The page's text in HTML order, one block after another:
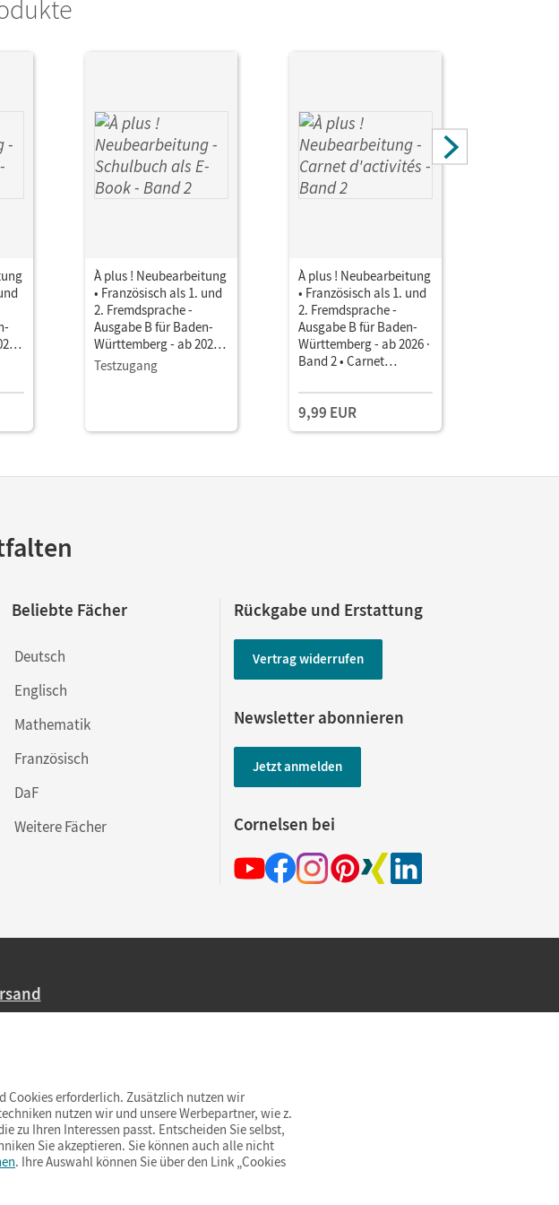
·
À plus ! Neubearbeitung
• Französisch als 1. und
2. Fremdsprache -
Ausgabe B für Baden-
Württemberg - ab 2026 ·
Band 2 • Schulbuch als
E-Book Mit Medien
Testzugang
À plus ! Neubearbeitung
• Französisch als 1. und
2. Fremdsprache -
Ausgabe B für Baden-
Württemberg - ab 2026 ·
Band 2 • Carnet
9,99 EUR
Beliebte Fächer
Deutsch
Englisch
Mathematik
Französisch
DaF
Weitere Fächer
Rückgabe und Erstattung
Vertrag widerrufen
Newsletter abonnieren
Jetzt anmelden
Cornelsen bei
liefern wir versandkostenfrei innerhalb Deutschlands
Cookies erforderlich. Zusätzlich nutzen wir
nutzen wir und unsere Werbepartner, wie z.
zu Ihren Interessen passt. Entscheiden Sie selbst,
Sie akzeptieren. Sie können auch alle nicht
. Ihre Auswahl können Sie über den Link „Cookies